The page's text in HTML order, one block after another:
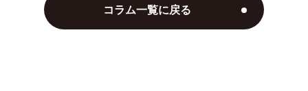
コラム一覧に戻る